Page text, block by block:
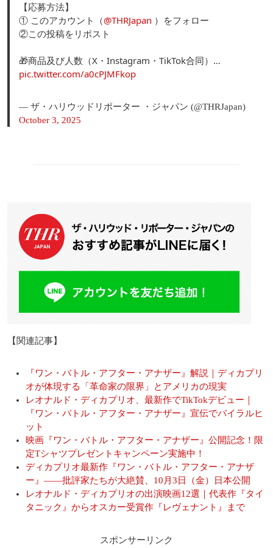
【応募方法】
① このアカウント（@THRJapan ）をフォロー
②この投稿をリポスト
🎁商品及び人数（X・Instagram・TikTok合同）…
pic.twitter.com/a0cPJMFkop
— ザ・ハリウッドリポーター ・ジャパン (@THRJapan)
October 3, 2025
【関連記事】
『ワン・バトル・アフター・アナザー』解説｜ディカプリ
オが体現する「革命家の限界」とアメリカの現実
レオナルド・ディカプリオ、最新作でTikTokデビュー｜
『ワン・バトル・アフター・アナザー』宣伝でバイラルヒ
ット
映画『ワン・バトル・アフター・アナザー』公開記念！限
定Tシャツプレゼントキャンペーン実施中！
ディカプリオ最新作『ワン・バトル・アフター・アナザ
ー』――批評家たちが大絶賛、10月3日（金）日本公開
レオナルド・ディカプリオの出演映画12選｜代表作『タイ
タニック』からオスカー受賞作『レヴェナント』まで
スポンサーリンク